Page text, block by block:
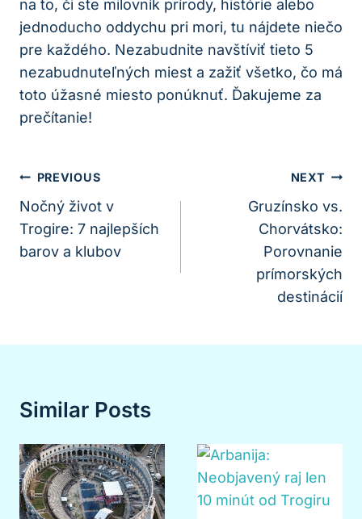
na to, či ste milovník prírody, histórie alebo
jednoducho oddychu pri mori, tu nájdete niečo
pre každého. Nezabudnite navštíviť tieto 5
nezabudnuteľných miest a zažiť všetko, čo má
toto úžasné miesto ponúknuť. Ďakujeme za
prečítanie!
Navigácia
V
Článku
PREVIOUS
Nočný život v
Trogire: 7 najlepších
barov a klubov
NEXT
Gruzínsko vs.
Chorvátsko:
Porovnanie
prímorských
destinácií
Similar Posts